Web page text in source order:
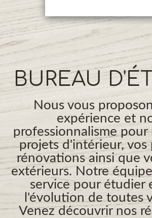
BUREAU
Nous vous
expérience et
professionnalisme pour
projets d'intérieur, vos
rénovations ainsi que
extérieurs. Notre
service pour étudier
l'évolution de toutes
Venez découvrir nos